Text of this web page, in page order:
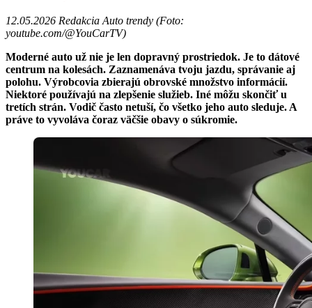
12.05.2026 Redakcia Auto trendy (Foto:
youtube.com/@YouCarTV)
Moderné auto už nie je len dopravný prostriedok. Je to dátové
centrum na kolesách. Zaznamenáva tvoju jazdu, správanie aj
polohu. Výrobcovia zbierajú obrovské množstvo informácií.
Niektoré používajú na zlepšenie služieb. Iné môžu skončiť u
tretích strán. Vodič často netuší, čo všetko jeho auto sleduje. A
práve to vyvoláva čoraz väčšie obavy o súkromie.